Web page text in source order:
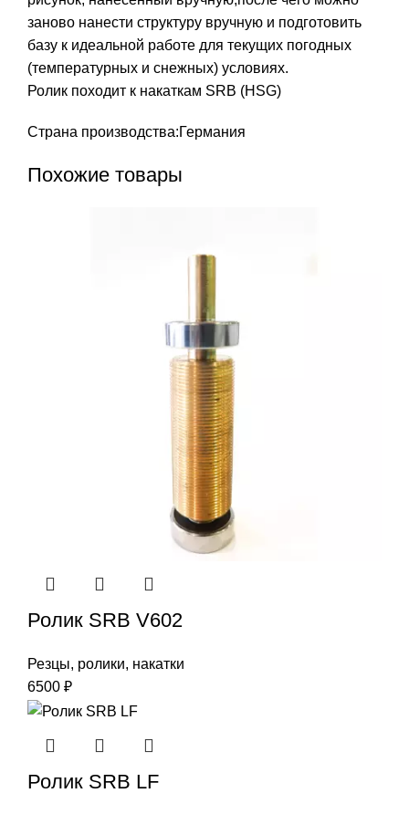
заново нанести структуру вручную и подготовить
базу к идеальной работе для текущих погодных
(температурных и снежных) условиях.
Ролик походит к накаткам SRB (HSG)
Страна производства:Германия
Похожие товары
Ролик SRB V602
Резцы, ролики, накатки
6500 ₽
Ролик SRB LF